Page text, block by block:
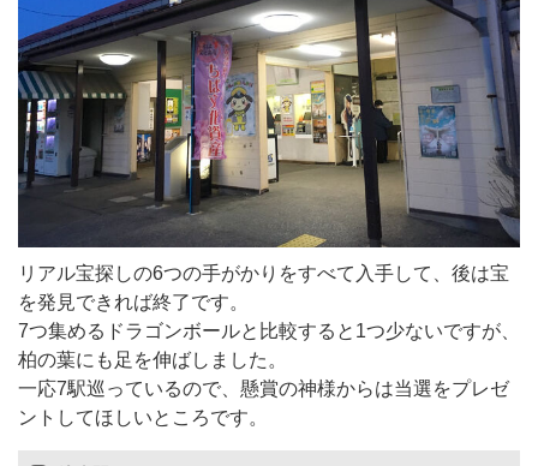
リアル宝探しの6つの手がかりをすべて入手して、後は宝
を発見できれば終了です。
7つ集めるドラゴンボールと比較すると1つ少ないですが、
柏の葉にも足を伸ばしました。
一応7駅巡っているので、懸賞の神様からは当選をプレゼ
ントしてほしいところです。